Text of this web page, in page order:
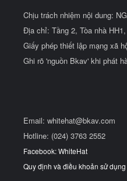
Chịu trách nhiệm nội dung:
Địa chỉ: Tầng 2, Tòa nhà
Giấy phép thiết lập mạng xã
Ghi rõ 'nguồn Bkav' khi phát
Email: whitehat@bkav.com
Hotline: (024) 3763 2552
Facebook: WhiteHat
Quy định và điều khoản sử dụng